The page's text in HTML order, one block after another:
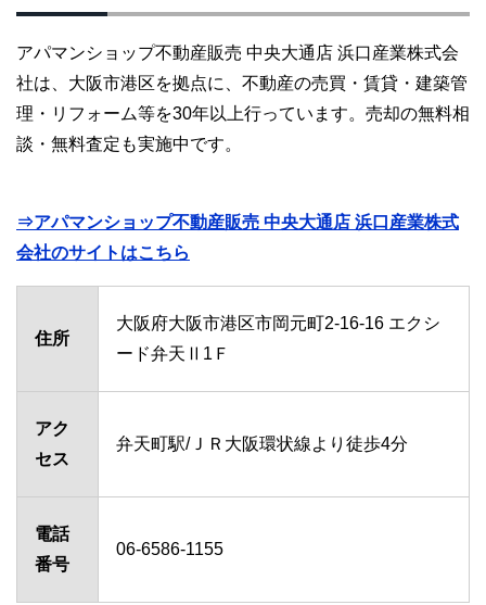
アパマンショップ不動産販売 中央大通店 浜口産業株式会
社は、大阪市港区を拠点に、不動産の売買・賃貸・建築管
理・リフォーム等を30年以上行っています。売却の無料相
談・無料査定も実施中です。
⇒アパマンショップ不動産販売 中央大通店 浜口産業株式
会社のサイトはこちら
住所
大阪府大阪市港区市岡元町2-16-16 エクシ
ード弁天Ⅱ1Ｆ
アク
セス
弁天町駅/ＪＲ大阪環状線より徒歩4分
電話
番号
06-6586-1155